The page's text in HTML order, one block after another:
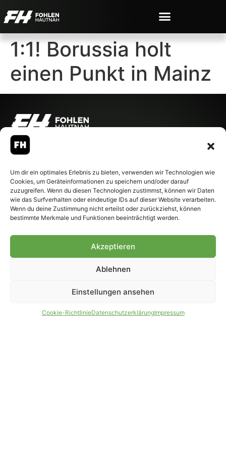
Um dir ein optimales Erlebnis zu bieten, verwenden wir Technologien wie
Cookies, um Geräteinformationen zu speichern und/oder darauf
zuzugreifen. Wenn du diesen Technologien zustimmst, können wir Daten
wie das Surfverhalten oder eindeutige IDs auf dieser Website verarbeiten.
Wenn du deine Zustimmung nicht erteilst oder zurückziehst, können
bestimmte Merkmale und Funktionen beeinträchtigt werden.
Akzeptieren
Ablehnen
Einstellungen ansehen
Cookie-RichtlinieDatenschutzerklärungImpressum
1:1! Borussia holt
einen Punkt in Mainz
© 2007-2026 Fohlen-Hautnah.de
– Alle rechte vorbehalten.
offiziell eingetragenes Magazin
bei der Deutschen
Nationalbibliothek (ISSN 1868-
8233). Nachdruck und
Weiterverarbeitung, auch
auszugsweise, nur mit
PARTNER WERDEN
AGB